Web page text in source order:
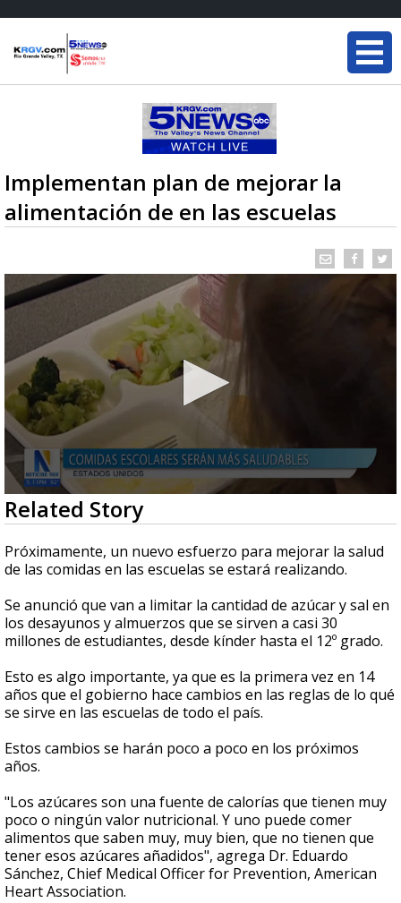
Implementan plan de mejorar la
alimentación de en las escuelas
0
seconds
of
1
minute,
0
Related Story
Próximamente, un nuevo esfuerzo para mejorar la salud
de las comidas en las escuelas se estará realizando.
Se anunció que van a limitar la cantidad de azúcar y sal en
los desayunos y almuerzos que se sirven a casi 30
millones de estudiantes, desde kínder hasta el 12º grado.
Esto es algo importante, ya que es la primera vez en 14
años que el gobierno hace cambios en las reglas de lo qué
se sirve en las escuelas de todo el país.
Estos cambios se harán poco a poco en los próximos
años.
"Los azúcares son una fuente de calorías que tienen muy
poco o ningún valor nutricional. Y uno puede comer
alimentos que saben muy, muy bien, que no tienen que
tener esos azúcares añadidos", agrega Dr. Eduardo
Sánchez, Chief Medical Officer for Prevention, American
Heart Association.